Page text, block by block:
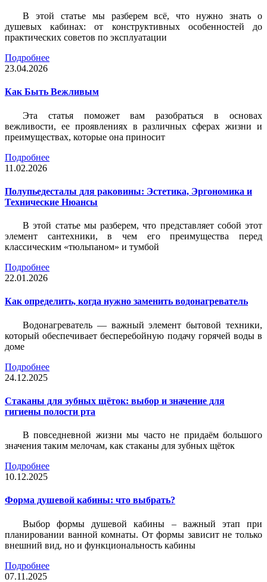
В этой статье мы разберем всё, что нужно знать о
душевых кабинах: от конструктивных особенностей до
практических советов по эксплуатации
Подробнее
23.04.2026
Как Быть Вежливым
Эта статья поможет вам разобраться в основах
вежливости, ее проявлениях в различных сферах жизни и
преимуществах, которые она приносит
Подробнее
11.02.2026
Полупьедесталы для раковины: Эстетика, Эргономика и
Технические Нюансы
В этой статье мы разберем, что представляет собой этот
элемент сантехники, в чем его преимущества перед
классическим «тюльпаном» и тумбой
Подробнее
22.01.2026
Как определить, когда нужно заменить водонагреватель
Водонагреватель — важный элемент бытовой техники,
который обеспечивает бесперебойную подачу горячей воды в
доме
Подробнее
24.12.2025
Стаканы для зубных щёток: выбор и значение для
гигиены полости рта
В повседневной жизни мы часто не придаём большого
значения таким мелочам, как стаканы для зубных щёток
Подробнее
10.12.2025
Форма душевой кабины: что выбрать?
Выбор формы душевой кабины – важный этап при
планировании ванной комнаты. От формы зависит не только
внешний вид, но и функциональность кабины
Подробнее
07.11.2025